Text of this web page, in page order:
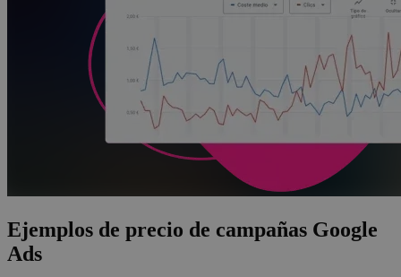
Ejemplos de precio de campañas Google
Ads